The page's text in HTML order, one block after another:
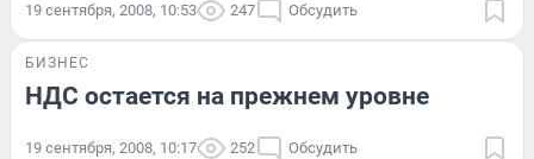
19 сентября, 2008, 10:53 247 Обсудить
БИЗНЕС
НДС остается на прежнем уровне
19 сентября, 2008, 10:17 252 Обсудить